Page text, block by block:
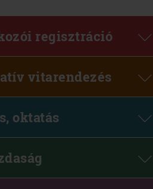
regisztráció
vitarendezés
oktatás